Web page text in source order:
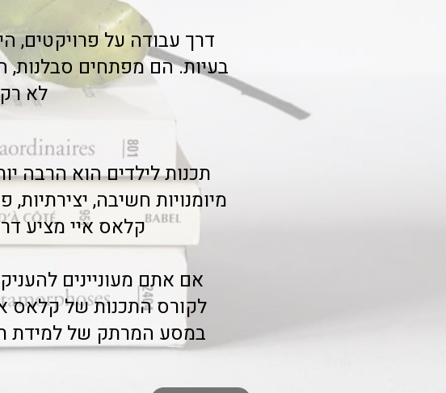
דרך עבודה על פרויקטים,
בעיות. הם מפתחים סבלנות,
לא
תכנות לילדים הוא הרבה
מיומנויות חשיבה, יצירתיות,
קלאס איי מציע
אם אתם מעוניינים
לקורס התכנות של קלאס
במסע המרתק של למידת